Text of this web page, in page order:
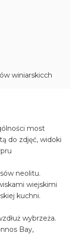
winiarskicch
most
do zdjęć, widoki
neolitu.
wiejskimi
kuchni.
wybrzeża.
Bay,